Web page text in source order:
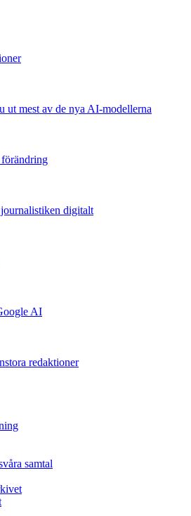
ut mest av de nya AI-modellerna
digitalt
AI
redaktioner
samtal